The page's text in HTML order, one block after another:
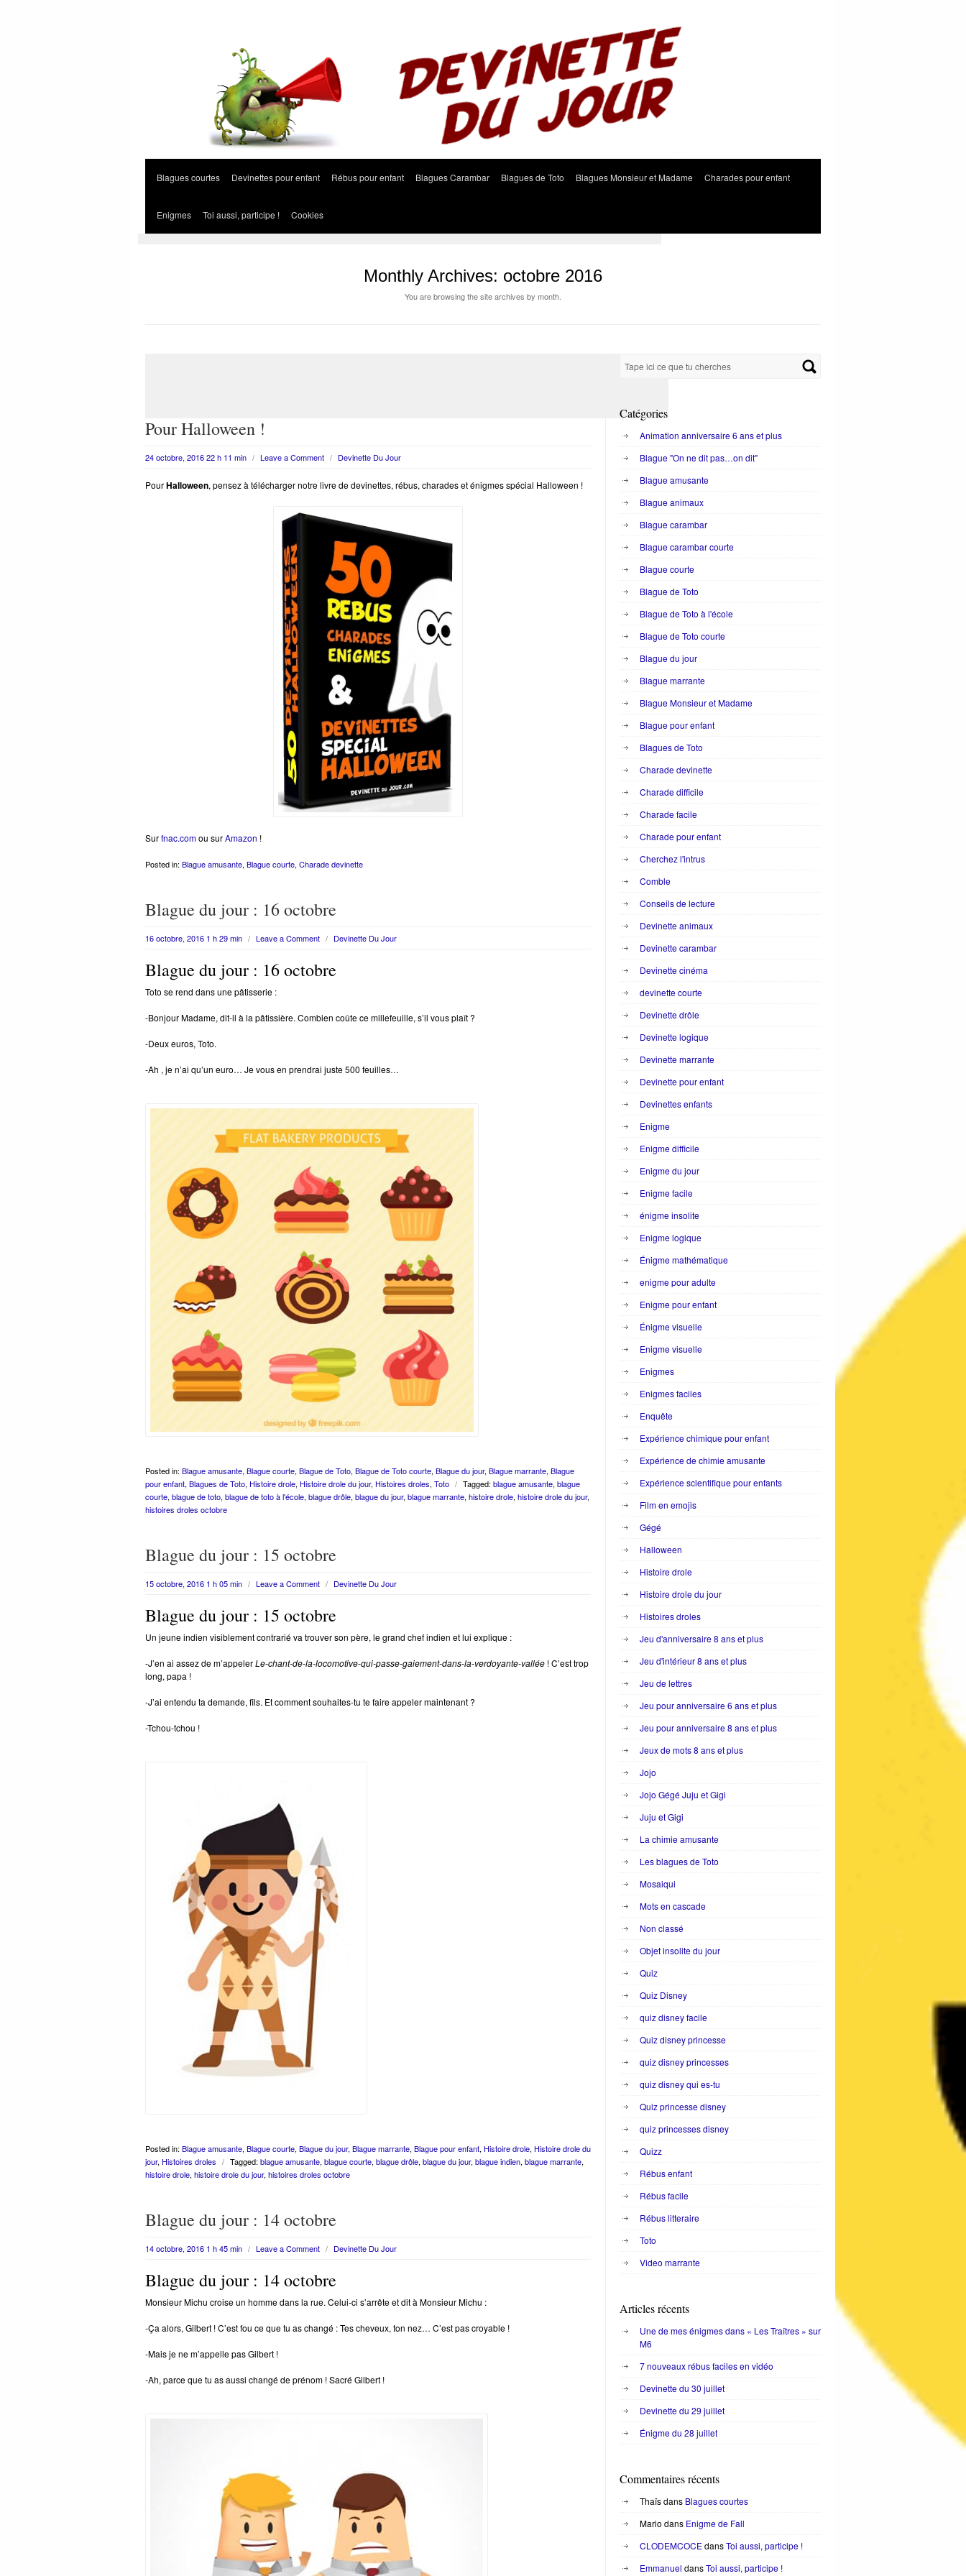
Blagues courtes Devinettes pour enfant Rébus pour enfant Blagues Carambar Blagues de Toto Blagues Monsieur et Madame Charades pour enfant
Enigmes Toi aussi, participe ! Cookies
Monthly Archives: octobre 2016
You are browsing the site archives by month.
Pour Halloween !
24 octobre, 2016 22 h 11 min / Leave a Comment / Devinette Du Jour
PourHalloween, pensez à télécharger notre livre de devinettes, rébus, charades et énigmes spécial Halloween !
Surfnac.comou surAmazon !
Posted in: Blague amusante, Blague courte, Charade devinette
Blague du jour : 16 octobre
16 octobre, 2016 1 h 29 min / Leave a Comment / Devinette Du Jour
Blague du jour : 16 octobre
Toto se rend dans une pâtisserie :
-Bonjour Madame, dit-il à la pâtissière. Combien coûte ce millefeuille, s’il vous plaît ?
-Deux euros, Toto.
-Ah , je n’ai qu’un euro… Je vous en prendrai juste 500 feuilles…
Posted in: Blague amusante, Blague courte, Blague de Toto, Blague de Toto courte, Blague du jour, Blague marrante, Blague
pour enfant, Blagues de Toto, Histoire drole, Histoire drole du jour, Histoires droles, Toto / Tagged: blague amusante, blague
courte, blague de toto, blague de toto à l'école, blague drôle, blague du jour, blague marrante, histoire drole, histoire drole du jour,
histoires droles octobre
Blague du jour : 15 octobre
15 octobre, 2016 1 h 05 min / Leave a Comment / Devinette Du Jour
Blague du jour : 15 octobre
Un jeune indien visiblement contrarié va trouver son père, le grand chef indien et lui explique :
-J’en ai assez de m’appelerLe-chant-de-la-locomotive-qui-passe-gaiement-dans-la-verdoyante-vallée ! C’est trop
long, papa !
-J’ai entendu ta demande, fils. Et comment souhaites-tu te faire appeler maintenant ?
-Tchou-tchou !
Posted in: Blague amusante, Blague courte, Blague du jour, Blague marrante, Blague pour enfant, Histoire drole, Histoire drole du
jour, Histoires droles / Tagged: blague amusante, blague courte, blague drôle, blague du jour, blague indien, blague marrante,
histoire drole, histoire drole du jour, histoires droles octobre
Blague du jour : 14 octobre
14 octobre, 2016 1 h 45 min / Leave a Comment / Devinette Du Jour
Blague du jour : 14 octobre
Monsieur Michu croise un homme dans la rue. Celui-ci s’arrête et dit à Monsieur Michu :
-Ça alors, Gilbert ! C’est fou ce que tu as changé : Tes cheveux, ton nez… C’est pas croyable !
-Mais je ne m’appelle pas Gilbert !
-Ah, parce que tu as aussi changé de prénom ! Sacré Gilbert !
Catégories
Animation anniversaire 6 ans et plus
Blague "On ne dit pas…on dit"
Blague amusante
Blague animaux
Blague carambar
Blague carambar courte
Blague courte
Blague de Toto
Blague de Toto à l'école
Blague de Toto courte
Blague du jour
Blague marrante
Blague Monsieur et Madame
Blague pour enfant
Blagues de Toto
Charade devinette
Charade difficile
Charade facile
Charade pour enfant
Cherchez l'intrus
Comble
Conseils de lecture
Devinette animaux
Devinette carambar
Devinette cinéma
devinette courte
Devinette drôle
Devinette logique
Devinette marrante
Devinette pour enfant
Devinettes enfants
Enigme
Enigme difficile
Enigme du jour
Enigme facile
énigme insolite
Enigme logique
Énigme mathématique
enigme pour adulte
Enigme pour enfant
Énigme visuelle
Enigme visuelle
Enigmes
Enigmes faciles
Enquête
Expérience chimique pour enfant
Expérience de chimie amusante
Expérience scientifique pour enfants
Film en emojis
Gégé
Halloween
Histoire drole
Histoire drole du jour
Histoires droles
Jeu d'anniversaire 8 ans et plus
Jeu d'intérieur 8 ans et plus
Jeu de lettres
Jeu pour anniversaire 6 ans et plus
Jeu pour anniversaire 8 ans et plus
Jeux de mots 8 ans et plus
Jojo
Jojo Gégé Juju et Gigi
Juju et Gigi
La chimie amusante
Les blagues de Toto
Mosaiqui
Mots en cascade
Non classé
Objet insolite du jour
Quiz
Quiz Disney
quiz disney facile
Quiz disney princesse
quiz disney princesses
quiz disney qui es-tu
Quiz princesse disney
quiz princesses disney
Quizz
Rébus enfant
Rébus facile
Rébus litteraire
Toto
Video marrante
Articles récents
Une de mes énigmes dans « Les Traîtres » sur
M6
7 nouveaux rébus faciles en vidéo
Devinette du 30 juillet
Devinette du 29 juillet
Énigme du 28 juillet
Commentaires récents
Thaïsdans Blagues courtes
Mario dans Enigme de Fall
CLODEMCOCEdansToi aussi, participe !
Emmanuel dansToi aussi, participe !